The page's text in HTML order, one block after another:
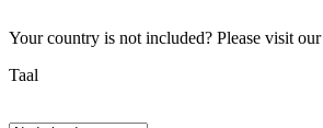
Your country is not included? Please visit our
Taal